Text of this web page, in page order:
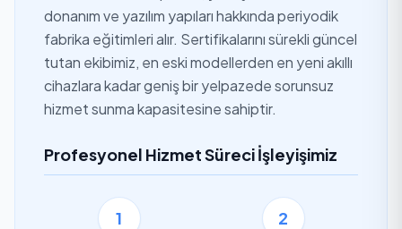
donanım ve yazılım yapıları hakkında periyodik
fabrika eğitimleri alır. Sertifikalarını sürekli güncel
tutan ekibimiz, en eski modellerden en yeni akıllı
cihazlara kadar geniş bir yelpazede sorunsuz
hizmet sunma kapasitesine sahiptir.
Profesyonel Hizmet Süreci İşleyişimiz
1 2